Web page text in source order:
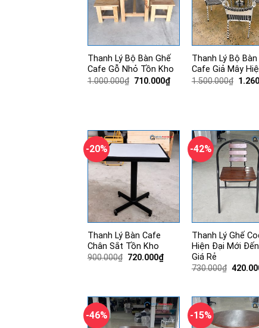
Thanh Lý Bộ Bàn Ghế
Cafe Gỗ Nhỏ Tồn Kho
1.000.000₫ Giá
710.000₫Giá
Thanh Lý Bộ Bàn
Cafe Giả Mây
1.500.000₫ Giá
-20%
Thanh Lý Bàn Cafe
Chân Sắt Tồn Kho
900.000₫ Giá
720.000₫Giá
-42%
Thanh Lý Ghế
Hiện Đại Mới
Giá Rẻ
730.000₫ Giá
-46% -15%